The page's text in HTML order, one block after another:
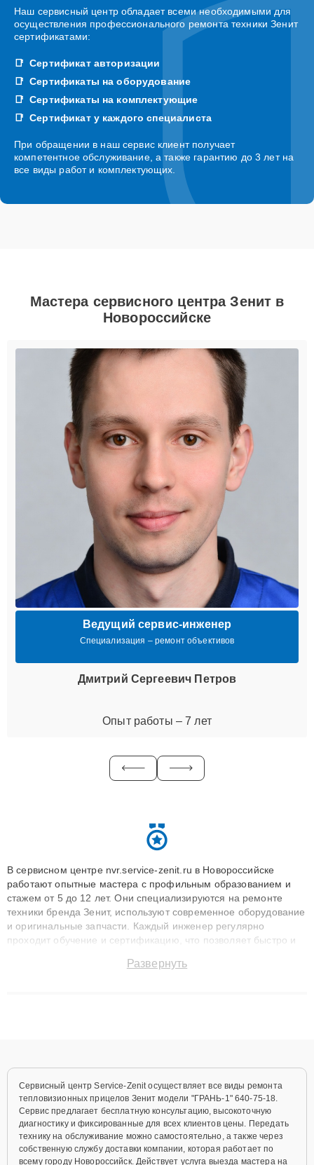
Наш сервисный центр обладает всеми необходимыми для
осуществления профессионального ремонта техники Зенит
сертификатами:
Сертификат авторизации
Сертификаты на оборудование
Сертификаты на комплектующие
Сертификат у каждого специалиста
При обращении в наш сервис клиент получает
компетентное обслуживание, а также гарантию до 3 лет на
все виды работ и комплектующих.
Мастера сервисного центра Зенит в
Новороссийске
Ведущий сервис-инженер
Специализация – ремонт объективов
Дмитрий Сергеевич Петров
Опыт работы – 7 лет
В сервисном центре nvr.service-zenit.ru в Новороссийске
работают опытные мастера с профильным образованием и
стажем от 5 до 12 лет. Они специализируются на ремонте
техники бренда Зенит, используют современное оборудование
и оригинальные запчасти. Каждый инженер регулярно
проходит обучение и сертификацию, что позволяет быстро и
сохранением гарантии до 3 лет. Наши мастера решают
Развернуть
Сервисный центр Service-Zenit осуществляет все виды ремонта
тепловизионных прицелов Зенит модели "ГРАНЬ-1" 640-75-18.
Сервис предлагает бесплатную консультацию, высокоточную
диагностику и фиксированные для всех клиентов цены. Передать
технику на обслуживание можно самостоятельно, а также через
собственную службу доставки компании, которая работает по
всему городу Новороссийск. Действует услуга выезда мастера на